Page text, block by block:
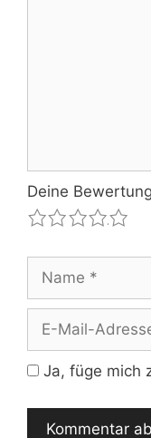
Deine Bewertung
4
3
2
1
Mail-
Adresse
Ja, füge mich